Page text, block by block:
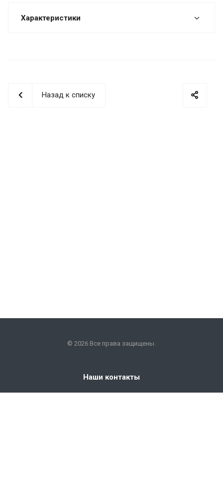
Характеристики
Назад к списку
© 2026 Все права защищены.
Наши контакты